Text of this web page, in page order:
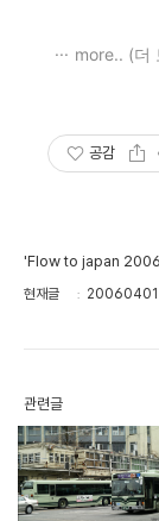
more.. (더
공감
'Flow to japan
현재글 20060401
관련글